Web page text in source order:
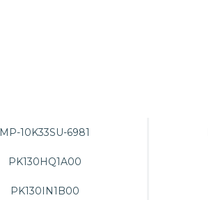
MP-10K33SU-6981
PK130HQ1A00
PK130IN1B00